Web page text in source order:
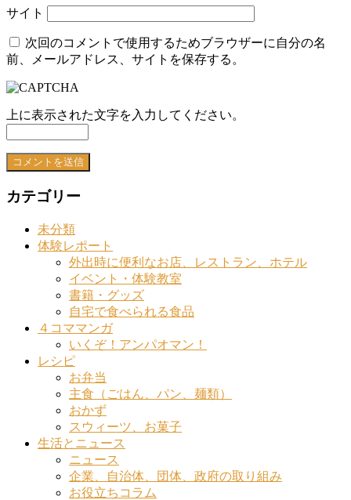
サイト
次回のコメントで使用するためブラウザーに自分の名
前、メールアドレス、サイトを保存する。
上に表示された文字を入力してください。
カテゴリー
未分類
体験レポート
外出時に便利なお店、レストラン、ホテル
イベント・体験教室
書籍・グッズ
自宅で食べられる食品
４コママンガ
いくぞ！アンパオマン！
レシピ
お弁当
主食（ごはん、パン、麺類）
おかず
スウィーツ、お菓子
生活とニュース
ニュース
企業、自治体、団体、政府の取り組み
お役立ちコラム